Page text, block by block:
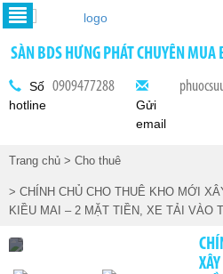
SÀN BDS HƯNG PHÁT CHUYÊN
Số
hotline
0909477288
Gửi
email
Trang chủ > Cho thuê
> CHÍNH CHỦ CHO THUÊ KHO MỚI
KIỀU MAI – 2 MẶT TIỀN, XE TẢI VÀO